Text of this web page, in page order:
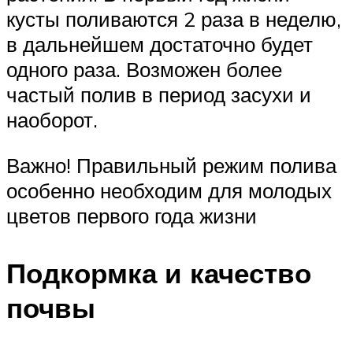
кусты поливаются 2 раза в неделю,
в дальнейшем достаточно будет
одного раза. Возможен более
частый полив в период засухи и
наоборот.
Важно! Правильный режим полива
особенно необходим для молодых
цветов первого года жизни
Подкормка и качество
почвы